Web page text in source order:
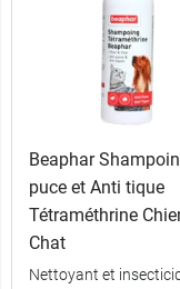
Beaphar
puce et Anti tique
Tétraméthrine
Chat
Nettoyant et